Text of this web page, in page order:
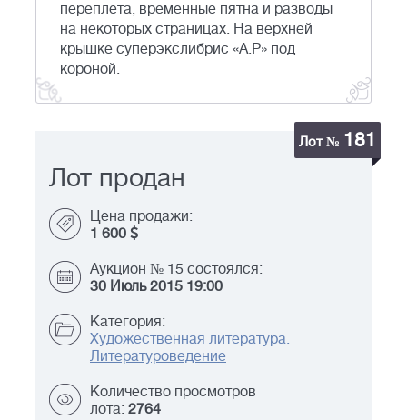
переплета, временные пятна и разводы
на некоторых страницах. На верхней
крышке суперэкслибрис «А.Р» под
короной.
Лот № 181
Лот продан
Цена продажи:
1 600
Аукцион № 15 состоялся:
30 Июль 2015 19:00
Категория:
Художественная литература.
Литературоведение
Количество просмотров
лота: 2764